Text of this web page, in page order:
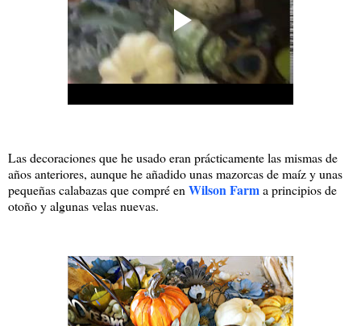
Las decoraciones que he usado eran prácticamente las mismas de
años anteriores, aunque he añadido unas mazorcas de maíz y unas
pequeñas calabazas que compré en Wilson Farma principios de
otoño y algunas velas nuevas.